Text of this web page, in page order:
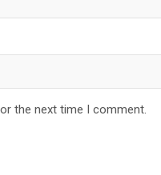
the next time I comment.